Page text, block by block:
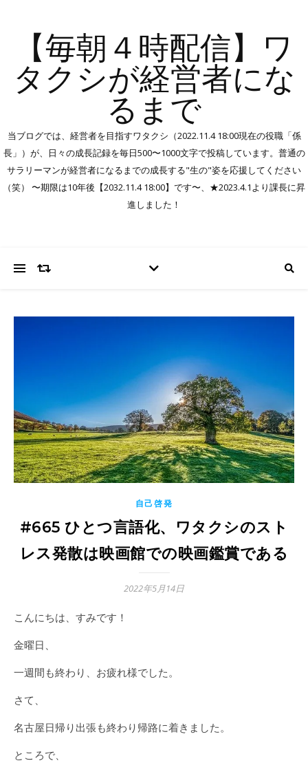
【毎朝４時配信】ワ
タクシが経営者にな
るまで
当ブログでは、経営者を目指すワタクシ（2022.11.4 18:00現在の役職「係
長」）が、日々の成長記録を毎日500〜1000文字で投稿しています。普通の
サラリーマンが経営者になるまでの成長する"生の"姿を応援してください
（笑） 〜期限は10年後【2032.11.4 18:00】です〜、★2023.4.1より課長に昇
進しました！
自己啓発
#665 ひとつ言語化、ワタクシのスト
レス発散は映画館での映画鑑賞である
2022年5月14日
こんにちは、すみです！
金曜日、
一週間も終わり、お疲れ様でした。
さて、
名古屋日帰り出張も終わり帰路に着きました。
ところで、